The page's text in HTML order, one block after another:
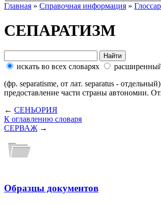
Главная » Справочная информация »
СЕПАРАТИЗМ
искать во всех словарях
(фр. separatisme, от лат. separatus -
предоставление части страны автономии.
← СЕНЬОРИЯ
К оглавлению словаря
СЕРВАЖ→
Образцы документов